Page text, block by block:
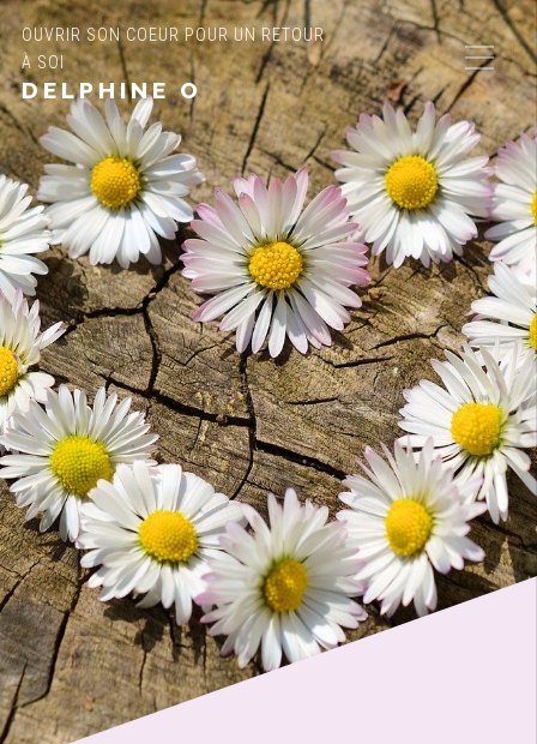
OUVRIR SON COEUR POUR UN RETOUR
À SOI
DELPHINE O